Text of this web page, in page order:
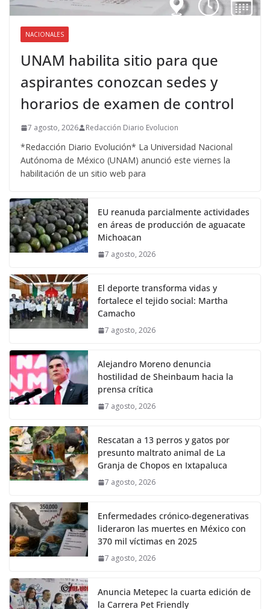
NACIONALES
UNAM habilita sitio para que
aspirantes conozcan sedes y
horarios de examen de control
7 agosto, 2026 Redacción Diario Evolucion
*Redacción Diario Evolución* La Universidad Nacional
Autónoma de México (UNAM) anunció este viernes la
habilitación de un sitio web para
EU reanuda parcialmente actividades
en áreas de producción de aguacate
Michoacan
7 agosto, 2026
El deporte transforma vidas y
fortalece el tejido social: Martha
Camacho
7 agosto, 2026
Alejandro Moreno denuncia
hostilidad de Sheinbaum hacia la
prensa crítica
7 agosto, 2026
Rescatan a 13 perros y gatos por
presunto maltrato animal de La
Granja de Chopos en Ixtapaluca
7 agosto, 2026
Enfermedades crónico-degenerativas
lideraron las muertes en México con
370 mil víctimas en 2025
7 agosto, 2026
Anuncia Metepec la cuarta edición de
la Carrera Pet Friendly